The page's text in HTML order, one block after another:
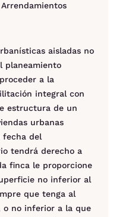
aisladas no
planeamiento
a la
integral con
estructura de un
urbanas
fecha del
tendrá derecho a
finca le proporcione
no inferior al
que tenga al
o no inferior a la que